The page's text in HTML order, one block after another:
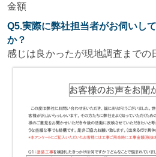
金額
Q5.実際に弊社担当者がお伺いし
か？
感じは良かったが現地調査までの